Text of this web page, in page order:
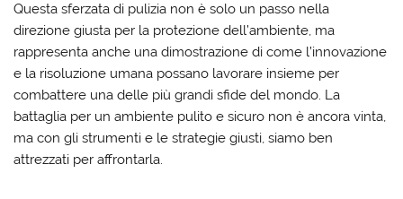
Questa sferzata di pulizia non è solo un passo nella
direzione giusta per la protezione dell’ambiente, ma
rappresenta anche una dimostrazione di come l’innovazione
e la risoluzione umana possano lavorare insieme per
combattere una delle più grandi sfide del mondo. La
battaglia per un ambiente pulito e sicuro non è ancora vinta,
ma con gli strumenti e le strategie giusti, siamo ben
attrezzati per affrontarla.